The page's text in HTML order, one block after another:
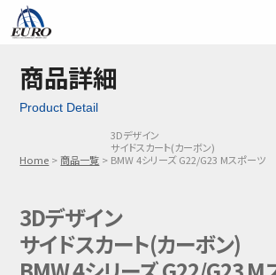
ご利用方法
メール問い合わせ
03-5674-7742
商品詳細
Product Detail
Home 商品一覧
3Dデザイン
サイドスカート(カーボン)
BMW 4シリーズ G22/G23 Mスポーツ
3Dデザイン
サイドスカート(カーボン)